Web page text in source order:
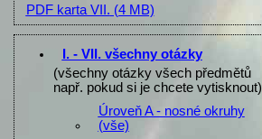
PDF karta VII. (4 MB)
I. - VII. všechny otázky
(všechny otázky všech předmětů
např. pokud si je chcete vytisknout)
Úroveň A - nosné okruhy
(vše)